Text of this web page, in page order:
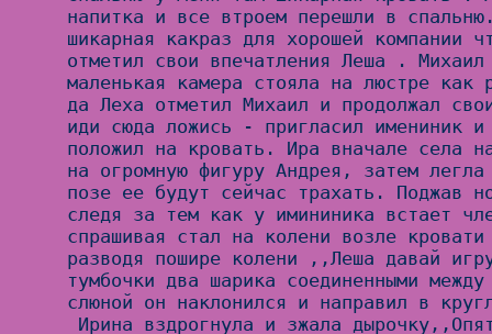
напитка и все втроем перешли в
шикарная какраз для хорошей компании
отметил свои впечатления Леша .
маленькая камера стояла на люстре
да Леха отметил Михаил и продолжал
иди сюда ложись - пригласил имениник
положил на кровать. Ира вначале села
на огромную фигуру Андрея, затем
позе ее будут сейчас трахать. Поджав
следя за тем как у имининика встает
спрашивая стал на колени возле
разводя пошире колени ,,Леша давай
тумбочки два шарика соединенными
слюной он наклонился и направил в